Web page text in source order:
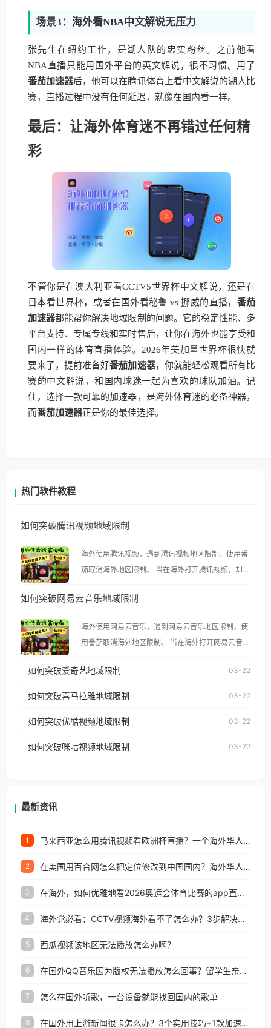
场景3：海外看NBA中文解说无压力
张先生在纽约工作，是湖人队的忠实粉丝。之前他看
NBA直播只能用国外平台的英文解说，很不习惯。用了
番茄加速器后，他可以在腾讯体育上看中文解说的湖人比
赛，直播过程中没有任何延迟，就像在国内看一样。
最后：让海外体育迷不再错过任何精
彩
不管你是在澳大利亚看CCTV5世界杯中文解说，还是在
日本看世界杯，或者在国外看秘鲁 vs 挪威的直播， 番茄
加速器都能帮你解决地域限制的问题。它的稳定性能、多
平台支持、专属专线和实时售后，让你在海外也能享受和
国内一样的体育直播体验。2026年美加墨世界杯很快就
要来了，提前准备好番茄加速器，你就能轻松观看所有比
赛的中文解说，和国内球迷一起为喜欢的球队加油。记
住，选择一款可靠的加速器，是海外体育迷的必备神器，
而番茄加速器正是你的最佳选择。
热门软件教程
如何突破腾讯视频地域限制
海外使用腾讯视频，遇到腾讯视频地区限制，使用番
茄取消海外地区限制。 当在海外打开腾讯视频，却突
示语。 海外用户如香港、澳门、台湾、美国、加拿
像其他音乐平台一样，出现地区及版权限制问题，且
仅能在中国大陆地区播放。 遇到这个问题的朋友们，
使用番茄回国加速器，即可解决「海外用户收听腾讯
台湾、美国、加拿大、澳大利亚、欧洲等国家和地区
权限制所困扰。
如何突破网易云音乐地域限制
海外使用网易云音乐，遇到网易云音乐地区限制，使
用番茄取消海外地区限制。 当在海外打开网易云音
播放”的提示语。 海外用户如香港、澳门、台湾、美
国、加拿大、澳大利亚、欧洲等国家和地区时，网易
制问题，且仅能在中国大陆地区播放。 遇到这个问题
户收听网易云音乐地区版权限制」的问题，无论人在
如何突破爱奇艺地域限制 03-22
如何突破喜马拉雅地域限制 03-22
如何突破优酷视频地域限制 03-22
如何突破咪咕视频地域限制 03-22
最新资讯
1 马来西亚怎么用腾讯视频看欧洲杯直播？一个海外华人的真实困扰与破解
2 在美国用百合网怎么把定位修改到中国国内？海外华人必备的回国加速指南
3 在海外，如何优雅地看2026奥运会体育比赛的app直播？
4 海外党必看：CCTV视频海外看不了怎么办？3步解决地区限制+追剧自由
5 西瓜视频该地区无法播放怎么办啊？
6 在国外QQ音乐因为版权无法播放怎么回事？留学生亲测有效的解决办法
7 怎么在国外听歌，一台设备就能找回国内的歌单
8 在国外用上游新闻很卡怎么办？3个实用技巧+1款加速器解决海外看国内内容难题